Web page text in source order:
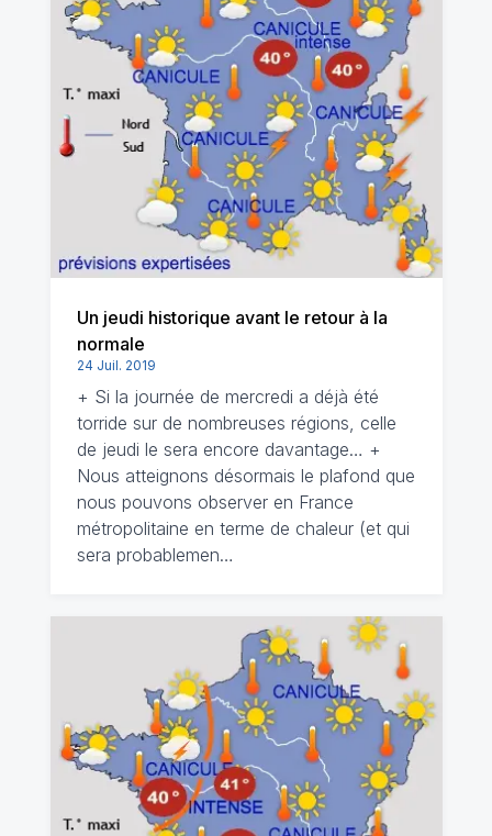
Un jeudi historique avant le retour à la
normale
24 Juil. 2019
+ Si la journée de mercredi a déjà été
torride sur de nombreuses régions, celle
de jeudi le sera encore davantage… +
Nous atteignons désormais le plafond que
nous pouvons observer en France
métropolitaine en terme de chaleur (et qui
sera probablemen…